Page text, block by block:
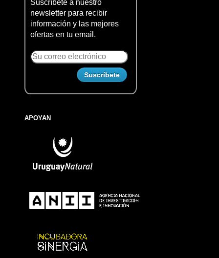
Suscríbete a nuestro
newsletter para recibir
información y las mejores
ofertas en tu email.
APOYAN